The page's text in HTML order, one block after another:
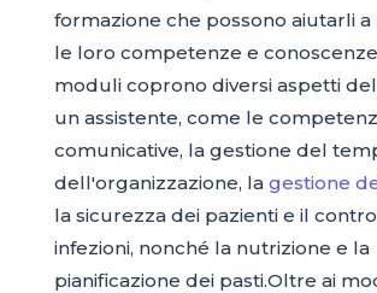
formazione che possono aiutarli
le loro competenze e
moduli coprono diversi aspetti
un assistente, come le
comunicative, la gestione del
dell'organizzazione, la gestione
la sicurezza dei pazienti e il
infezioni, nonché la nutrizione e la
pianificazione dei pasti.Oltre ai